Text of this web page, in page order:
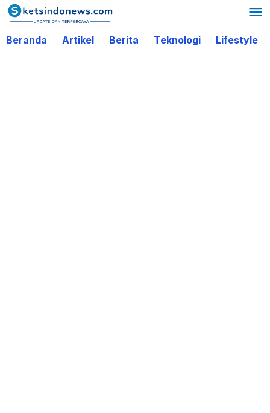
Lewati
ke
konten
Beranda Artikel Berita Teknologi Lifestyle